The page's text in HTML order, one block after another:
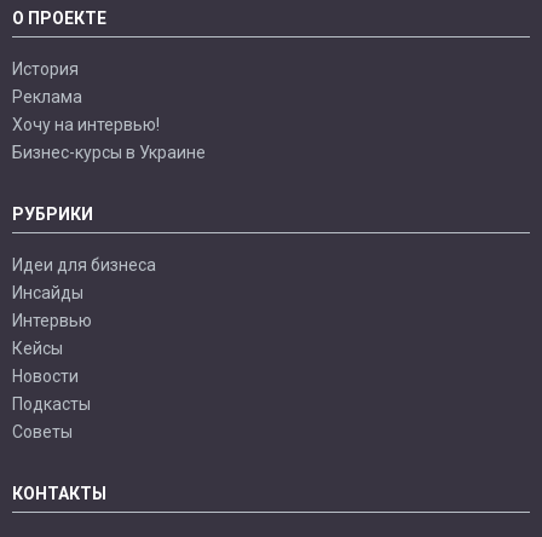
О ПРОЕКТЕ
История
Реклама
Хочу на интервью!
Бизнес-курсы в Украине
РУБРИКИ
Идеи для бизнеса
Инсайды
Интервью
Кейсы
Новости
Подкасты
Советы
КОНТАКТЫ